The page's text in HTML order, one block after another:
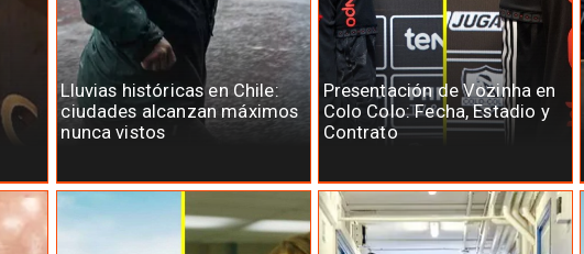
Lluvias históricas en Chile:
ciudades alcanzan máximos
nunca vistos
Presentación de Vozinha en
Colo Colo: Fecha, Estadio y
Contrato